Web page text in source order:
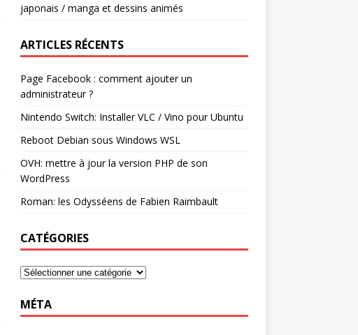
japonais / manga et dessins animés
ARTICLES RÉCENTS
Page Facebook : comment ajouter un
administrateur ?
Nintendo Switch: Installer VLC / Vino pour Ubuntu
Reboot Debian sous Windows WSL
OVH: mettre à jour la version PHP de son
WordPress
Roman: les Odysséens de Fabien Raimbault
CATÉGORIES
MÉTA